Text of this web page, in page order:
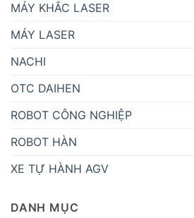
MÁY KHẮC LASER
MÁY LASER
NACHI
OTC DAIHEN
ROBOT CÔNG NGHIỆP
ROBOT HÀN
XE TỰ HÀNH AGV
DANH MỤC